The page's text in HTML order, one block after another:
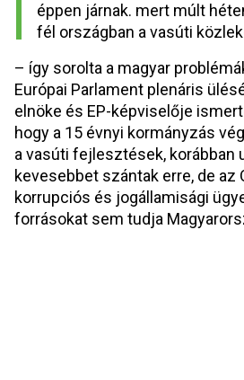
éppen járnak. mert múlt
fél országban a vasúti
– így sorolta a magyar
Európai Parlament plenáris
elnöke és EP-képviselője
hogy a 15 évnyi kormányzás
a vasúti fejlesztések, korábban
kevesebbet szántak erre, de az
korrupciós és jogállamisági
forrásokat sem tudja